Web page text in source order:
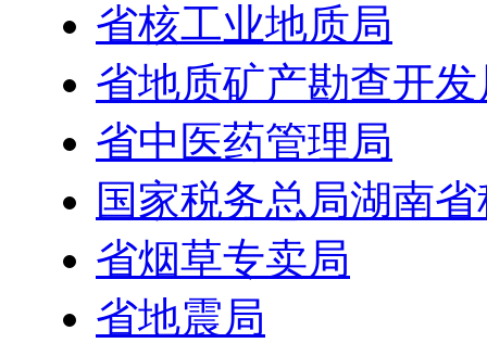
省核工业地质局
省地质矿产勘查开发
省中医药管理局
国家税务总局湖南
省烟草专卖局
省地震局